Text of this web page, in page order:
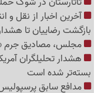
بازگشت رضاییان تا
مجلس، مصادیق جرم
هشدار تحلیلگران
بسته‌تر شده است
مدافع سابق پرسپولیس